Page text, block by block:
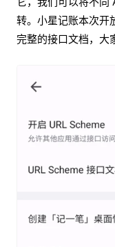
转。小星记账本次开
完整的接口文档，大